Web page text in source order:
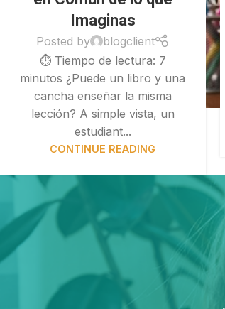
Imaginas
Posted by
blogclient
⏱ Tiempo de lectura: 7
minutos ¿Puede un libro y una
cancha enseñar la misma
lección? A simple vista, un
estudiant...
CONTINUE READING